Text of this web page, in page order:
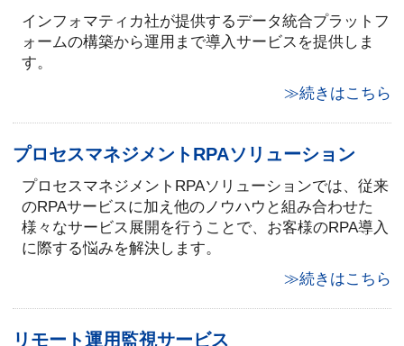
インフォマティカ社が提供するデータ統合プラットフ
ォームの構築から運用まで導入サービスを提供しま
す。
≫続きはこちら
プロセスマネジメントRPAソリューション
プロセスマネジメントRPAソリューションでは、従来
のRPAサービスに加え他のノウハウと組み合わせた
様々なサービス展開を行うことで、お客様のRPA導入
に際する悩みを解決します。
≫続きはこちら
リモート運用監視サービス